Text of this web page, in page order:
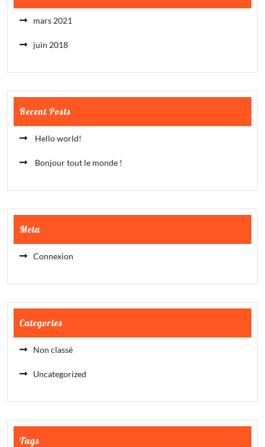
mars 2021
juin 2018
Recent Posts
Hello world!
Bonjour tout le monde !
Meta
Connexion
Categories
Non classé
Uncategorized
Tags